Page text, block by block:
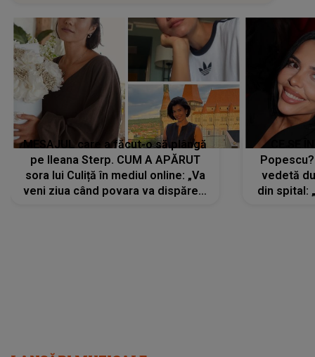
MESAJUL care a făcut-o să plângă
pe Ileana Sterp. CUM A APĂRUT
sora lui Culiță în mediul online: „Va
veni ziua când povara va dispărea,
vedetă
din spital: